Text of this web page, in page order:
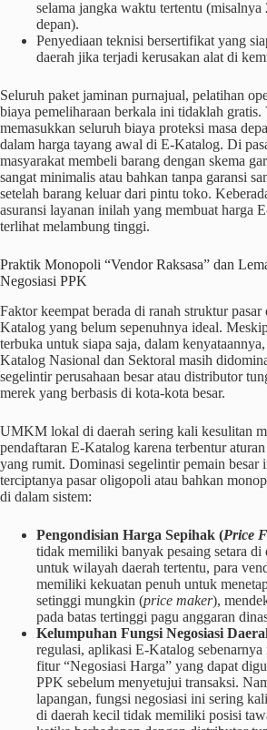
selama jangka waktu tertentu (misalnya
depan).
Penyediaan teknisi bersertifikat yang
daerah jika terjadi kerusakan alat di
Seluruh paket jaminan purnajual, pelatihan
biaya pemeliharaan berkala ini tidaklah gratis.
memasukkan seluruh biaya proteksi masa
dalam harga tayang awal di E-Katalog. Di
masyarakat membeli barang dengan skema
sangat minimalis atau bahkan tanpa garansi
setelah barang keluar dari pintu toko.
asuransi layanan inilah yang membuat harga
terlihat melambung tinggi.
Praktik Monopoli “Vendor Raksasa” dan
Negosiasi PPK
Faktor keempat berada di ranah struktur
Katalog yang belum sepenuhnya ideal.
terbuka untuk siapa saja, dalam
Katalog Nasional dan Sektoral masih
segelintir perusahaan besar atau distributor
merek yang berbasis di kota-kota besar.
UMKM lokal di daerah sering kali kesulitan
pendaftaran E-Katalog karena terbentur
yang rumit. Dominasi segelintir pemain besar
terciptanya pasar oligopoli atau bahkan
di dalam sistem:
Pengondisian Harga Sepihak (Price
tidak memiliki banyak pesaing setara di
untuk wilayah daerah tertentu, para
memiliki kekuatan penuh untuk
setinggi mungkin (price maker),
pada batas tertinggi pagu anggaran
Kelumpuhan Fungsi Negosiasi
regulasi, aplikasi E-Katalog sebenarnya
fitur “Negosiasi Harga” yang dapat
PPK sebelum menyetujui transaksi.
lapangan, fungsi negosiasi ini sering
di daerah kecil tidak memiliki posisi